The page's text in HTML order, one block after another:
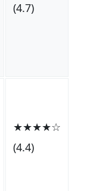
(4.7)
★★★★☆
(4.4)